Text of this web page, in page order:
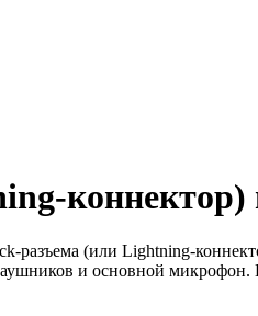
коннектор)
разъема (или Lightning-
и основной